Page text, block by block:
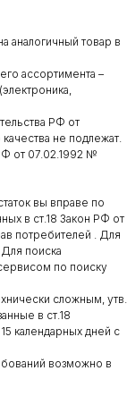
аналогичный товар в
ассортимента –
РФ от
не подлежат.
от 07.02.1992 №
вы вправе по
в ст.18 Закон РФ от
потребителей . Для
поиска
по поиску
сложным, утв.
в ст.18
календарных дней с
возможно в